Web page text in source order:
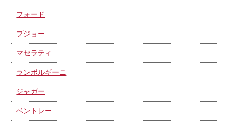
フォード
プジョー
マセラティ
ランボルギーニ
ジャガー
ベントレー